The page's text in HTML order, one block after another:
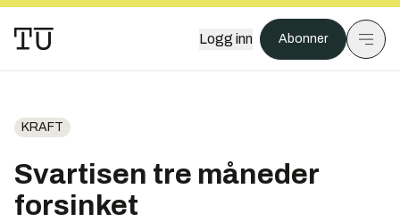
Logg inn Abonner
KRAFT
Svartisen tre måneder
forsinket